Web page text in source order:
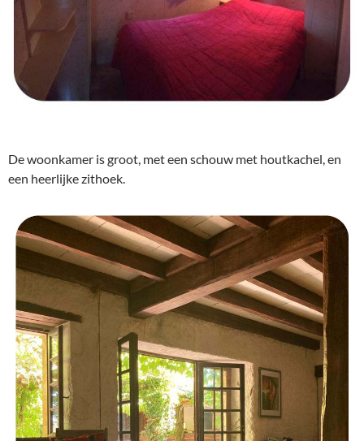
De woonkamer is groot, met een schouw met houtkachel, en
een heerlijke zithoek.